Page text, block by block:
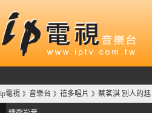
ip電視 》 音樂台 》 禧多唱片 》 蔡茗淇 別人的